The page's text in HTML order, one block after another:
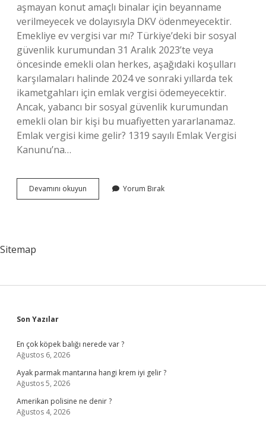
aşmayan konut amaçlı binalar için beyanname
verilmeyecek ve dolayısıyla DKV ödenmeyecektir.
Emekliye ev vergisi var mı? Türkiye’deki bir sosyal
güvenlik kurumundan 31 Aralık 2023’te veya
öncesinde emekli olan herkes, aşağıdaki koşulları
karşılamaları halinde 2024 ve sonraki yıllarda tek
ikametgahları için emlak vergisi ödemeyecektir.
Ancak, yabancı bir sosyal güvenlik kurumundan
emekli olan bir kişi bu muafiyetten yararlanamaz.
Emlak vergisi kime gelir? 1319 sayılı Emlak Vergisi
Kanunu’na…
Devamını okuyun
Vergileri
Yorum Bırak
Sitemap
Sidebar
Son Yazılar
En çok köpek balığı nerede var ?
Ağustos 6, 2026
Ayak parmak mantarına hangi krem iyi gelir ?
Ağustos 5, 2026
Amerikan polisine ne denir ?
Ağustos 4, 2026